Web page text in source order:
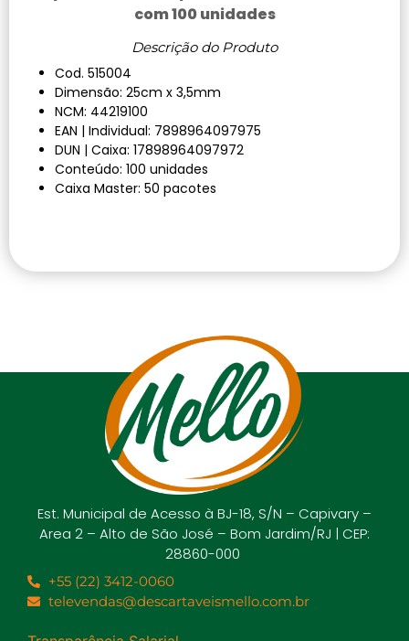
com 100 unidades
Descrição do Produto
Cod. 515004
Dimensão: 25cm x 3,5mm
NCM: 44219100
EAN | Individual: 7898964097975
DUN | Caixa: 17898964097972
Conteúdo: 100 unidades
Caixa Master: 50 pacotes
Est. Municipal de Acesso à BJ-18, S/N – Capivary –
Area 2 – Alto de São José – Bom Jardim/RJ | CEP:
28860-000
+55 (22) 3412-0060
televendas@descartaveismello.com.br